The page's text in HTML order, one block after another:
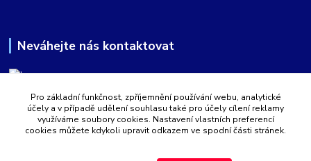
Neváhejte nás kontaktovat
Martin Kabíček
8:00 - 16:00 hod.
Pro základní funkčnost, zpříjemnění používání webu, analytické
účely a v případě udělení souhlasu také pro účely cílení reklamy
využíváme soubory cookies. Nastavení vlastních preferencí
cookies můžete kdykoli upravit odkazem ve spodní části stránek.